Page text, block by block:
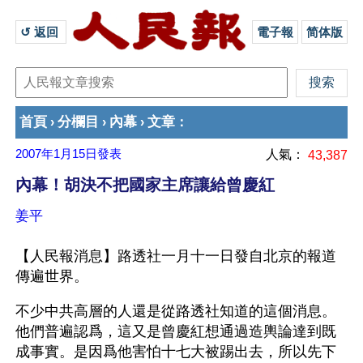
↺ 返回 電子報 简体版
首頁 › 分欄目 › 內幕 › 文章 ：
2007年1月15日發表 人氣： 43,387
內幕！胡決不把國家主席讓給曾慶紅
姜平
【人民報消息】路透社一月十一日發自北京的報道
傳遍世界。
不少中共高層的人還是從路透社知道的這個消息。
他們普遍認爲，這又是曾慶紅想通過造輿論達到既
成事實。是因爲他害怕十七大被踢出去，所以先下